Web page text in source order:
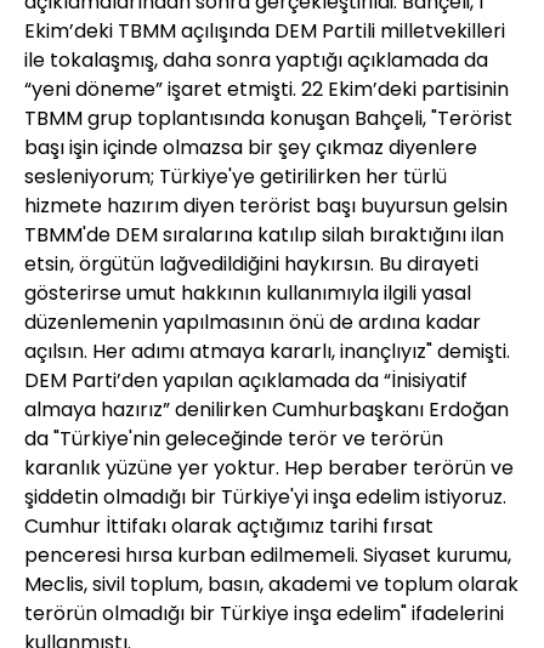
Ekim’deki TBMM açılışında DEM Partili milletvekilleri
ile tokalaşmış, daha sonra yaptığı açıklamada da
“yeni döneme” işaret etmişti. 22 Ekim’deki partisinin
TBMM grup toplantısında konuşan Bahçeli, "Terörist
başı işin içinde olmazsa bir şey çıkmaz diyenlere
sesleniyorum; Türkiye'ye getirilirken her türlü
hizmete hazırım diyen terörist başı buyursun gelsin
TBMM'de DEM sıralarına katılıp silah bıraktığını ilan
etsin, örgütün lağvedildiğini haykırsın. Bu dirayeti
gösterirse umut hakkının kullanımıyla ilgili yasal
düzenlemenin yapılmasının önü de ardına kadar
açılsın. Her adımı atmaya kararlı, inançlıyız"demişti.
DEM Parti’den yapılanaçıklamadada “İnisiyatif
almaya hazırız” denilirken Cumhurbaşkanı Erdoğan
da "Türkiye'nin geleceğinde terör ve terörün
karanlık yüzüne yer yoktur. Hep beraber terörün ve
şiddetin olmadığı bir Türkiye'yi inşa edelim istiyoruz.
Cumhur İttifakı olarak açtığımız tarihi fırsat
penceresi hırsa kurban edilmemeli. Siyaset kurumu,
Meclis, sivil toplum, basın, akademi ve toplum olarak
terörün olmadığı bir Türkiye inşa edelim"ifadelerini